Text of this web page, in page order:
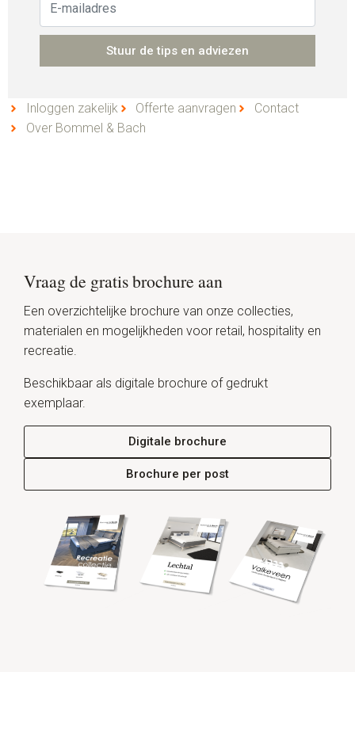
Stuur de tips en adviezen
Inloggen zakelijk Offerte aanvragen
Contact
Over Bommel & Bach
Vraag de gratis brochure aan
Een overzichtelijke brochure van onze collecties,
materialen en mogelijkheden voor retail, hospitality en
recreatie.
Beschikbaar als digitale brochure of gedrukt
exemplaar.
Digitale brochure
Brochure per post